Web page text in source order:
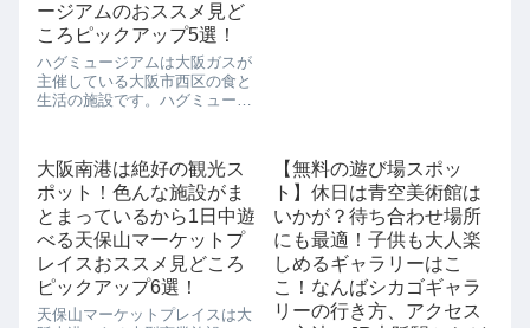
ージアムのおススメ見ど
ころピックアップ5選！
ハグミュージアムは大阪ガスが
主催している大阪市西区の食と
生活の施設です。ハグミュージ
室、ガスのある生活スタイルな
どを紹介しています。5階から
なる大きな施設で、ガスで豊か
な暮らしの提案を行...
大阪南港は絶好の観光ス
ポット！色んな施設がま
とまっているから1日中遊
べる天保山マーケットプ
レイスおススメ見どころ
ピックアップ6選！
天保山マーケットプレイスは大
【無料の遊び場スポッ
ト】休日は青空美術館は
いかが？待ち合わせ場所
にも最適！子供も大人楽
しめるギャラリーはこ
こ！なんばシカゴギャラ
リーの行き方、アクセス